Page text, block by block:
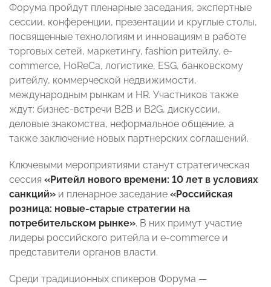
Форума пройдут пленарные заседания, экспертные
сессии, конференции, презентации и круглые столы,
посвященные технологиям и инновациям в работе
торговых сетей, маркетингу, fashion ритейлу, е-
commerce, HoReCa, логистике, ESG, банковскому
ритейлу, коммерческой недвижимости,
международным рынкам и HR. Участников также
ждут: бизнес-встречи B2B и B2G, дискуссии,
деловые знакомства, неформальное общение, а
также заключение новых партнерских соглашений.
Ключевыми мероприятиями станут стратегическая
сессия «Ритейл нового времени: 10 лет в условиях
санкций» и пленарное заседание «Российская
розница: новые-старые стратегии на
потребительском рынке». В них примут участие
лидеры российского ритейла и e-commerce и
представители органов власти.
Среди традиционных спикеров Форума —